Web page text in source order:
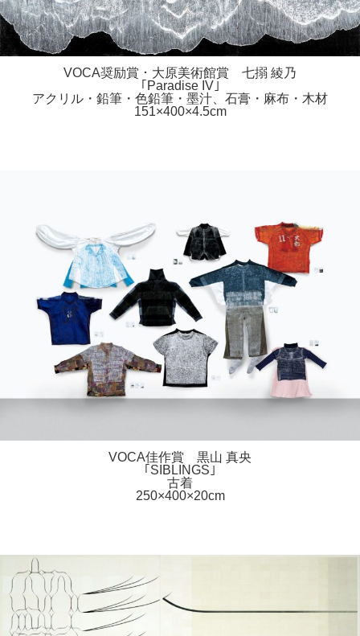
VOCA奨励賞 ･ 大原美術館賞 七搦 綾乃
｢Paradise IV｣
アクリル・鉛筆・色鉛筆・墨汁、石膏・麻布・木材
151×400×4.5cm
VOCA佳作賞 黒山 真央
｢SIBLINGS｣
古着
250×400×20cm